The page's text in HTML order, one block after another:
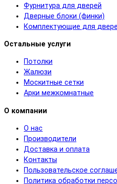
Фурнитура для дверей
Дверные блоки (финки)
Комплектующие для
Остальные услуги
Потолки
Жалюзи
Москитные сетки
Арки межкомнатные
О компании
О нас
Производители
Доставка и оплата
Контакты
Пользовательское
Политика обработки